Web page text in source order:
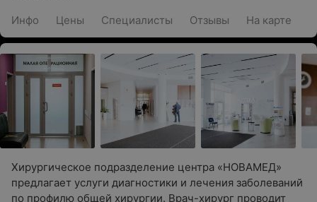
Инфо Цены Специалисты Отзывы На карте
Хирургическое подразделение центра «НОВАМЕД»
предлагает услуги диагностики и лечения заболеваний
по профилю общей хирургии. Врач-хирург проводит